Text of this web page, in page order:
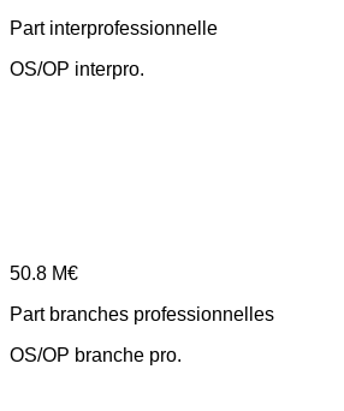
Part interprofessionnelle
OS/OP interpro.
50.8 M€
Part branches professionnelles
OS/OP branche pro.